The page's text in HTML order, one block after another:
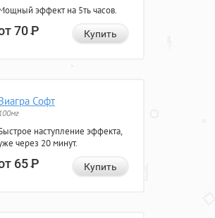
эффект на 5ть часов.
70Р Купить
Софт
наступление эффекта,
через 20 минут.
65Р Купить